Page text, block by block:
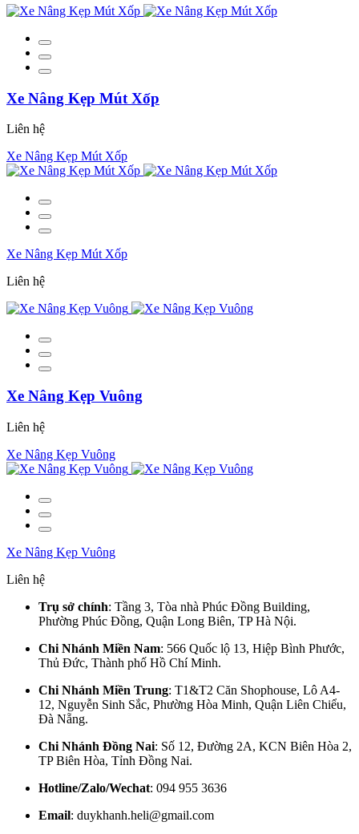
Xe Nâng Kẹp Mút Xốp
Liên hệ
Xe Nâng Kẹp Mút Xốp
Xe Nâng Kẹp Mút Xốp
Liên hệ
Xe Nâng Kẹp Vuông
Liên hệ
Xe Nâng Kẹp Vuông
Xe Nâng Kẹp Vuông
Liên hệ
Trụ sở chính: Tầng 3, Tòa nhà Phúc Đồng Building,
Phường Phúc Đồng, Quận Long Biên, TP Hà Nội.
Chi Nhánh Miền Nam: 566 Quốc lộ 13, Hiệp Bình Phước,
Thủ Đức, Thành phố Hồ Chí Minh.
Chi Nhánh Miền Trung: T1&T2 Căn Shophouse, Lô A4-
12, Nguyễn Sinh Sắc, Phường Hòa Minh, Quận Liên Chiểu,
Đà Nẵng.
Chi Nhánh Đồng Nai: Số 12, Đường 2A, KCN Biên Hòa 2,
TP Biên Hòa, Tỉnh Đồng Nai.
Hotline/Zalo/Wechat: 094 955 3636
Email: duykhanh.heli@gmail.com